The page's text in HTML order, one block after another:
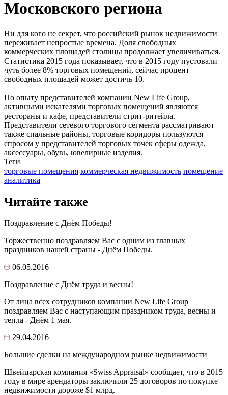
Московского региона
Ни для кого не секрет, что российский рынок недвижимости
переживает непростые времена. Доля свободных
коммерческих площадей столицы продолжает увеличиваться.
Статистика 2015 года показывает, что в 2015 году пустовали
чуть более 8% торговых помещений, сейчас процент
свободных площадей может достичь 10.
По опыту представителей компании New Life Group,
активными искателями торговых помещений являются
рестораны и кафе, представители стрит-ритейла.
Представители сетевого торгового сегмента рассматривают
также спальные районы, торговые коридоры пользуются
спросом у представителей торговых точек сферы одежда,
аксессуары, обувь, ювелирные изделия.
Теги
торговые помещения коммерческая недвижимость помещение
аналитика
Читайте также
Поздравление с Днём Победы!
Торжественно поздравляем Вас с одним из главных
праздников нашей страны - Днём Победы.
06.05.2016
Поздравление с Днём труда и весны!
От лица всех сотрудников компании New Life Group
поздравляем Вас с наступающим праздником труда, весны и
тепла - Днём 1 мая.
29.04.2016
Большие сделки на международном рынке недвижимости
Швейцарская компания «Swiss Appraisal» сообщает, что в 2015
году в мире арендаторы заключили 25 договоров по покупке
недвижимости дороже $1 млрд.